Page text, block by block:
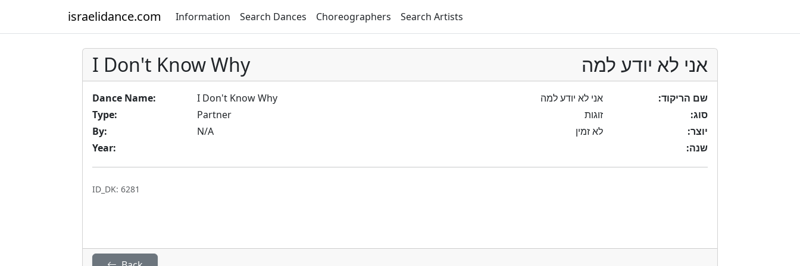
israelidance.com Information Search Dances Choreographers Search Artists
I Don't Know Why אני לא יודע למה
Dance Name:
I Don't Know Why
Type:
Partner
By:
N/A
Year:
שם הריקוד:
אני לא יודע למה
סוג:
זוגות
יוצר:
לא זמין
שנה:
ID_DK: 6281